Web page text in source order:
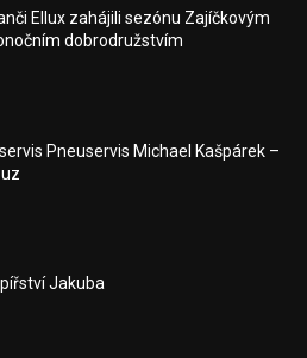
Ellux zahájili sezónu Zajíčkovým
dobrodružstvím
Pneuservis Michael Kašpárek –
Jakuba